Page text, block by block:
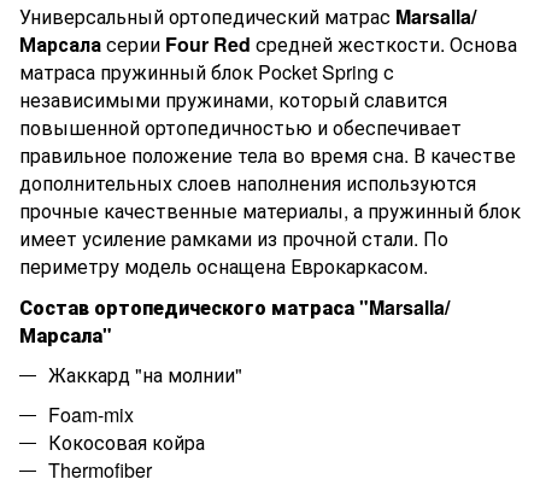
Универсальный ортопедический матрас Marsalla/
Марсаласерии Four Red средней жесткости. Основа
матраса пружинный блок Pocket Spring с
независимыми пружинами, который славится
повышенной ортопедичностью и обеспечивает
правильное положение тела во время сна. В качестве
дополнительных слоев наполнения используются
прочные качественные материалы, а пружинный блок
имеет усиление рамками из прочной стали. По
периметру модель оснащена Еврокаркасом.
Состав ортопедического матраса"Marsalla/
Марсала"
Жаккард "на молнии"
Foam-mix
Кокосовая койра
Thermofiber